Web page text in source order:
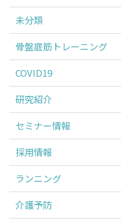
未分類
骨盤底筋トレーニング
COVID19
研究紹介
セミナー情報
採用情報
ランニング
介護予防